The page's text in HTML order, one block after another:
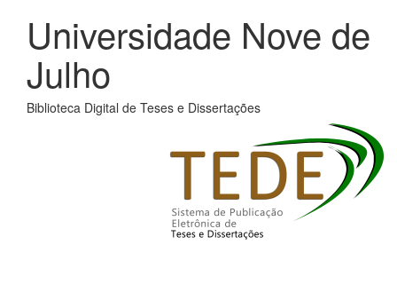
Universidade Nove de
Julho
Biblioteca Digital de Teses e Dissertações